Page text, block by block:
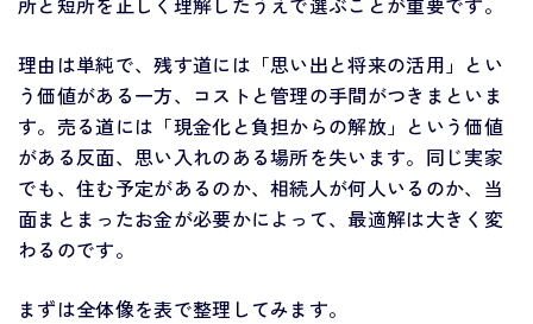
理由は単純で、残す道には「思い出と将来の活用」とい
う価値がある一方、コストと管理の手間がつきまといま
す。売る道には「現金化と負担からの解放」という価値
がある反面、思い入れのある場所を失います。同じ実家
でも、住む予定があるのか、相続人が何人いるのか、当
面まとまったお金が必要かによって、最適解は大きく変
わるのです。
まずは全体像を表で整理してみます。